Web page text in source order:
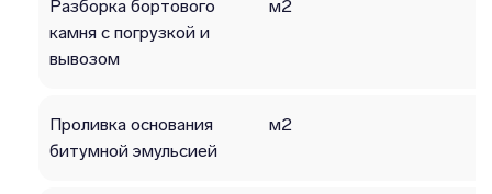
Разборка бортового
камня с погрузкой и
вывозом
м2
Проливка основания
битумной эмульсией
м2